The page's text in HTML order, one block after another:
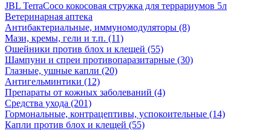
JBL TerraCoco кокосовая стружка для террариумов 5л
Ветеринарная аптека
Антибактериальные, иммуномодуляторы (8)
Мази, кремы, гели и т.п. (11)
Ошейники против блох и клещей (55)
Шампуни и спреи противопаразитарные (30)
Глазные, ушные капли (20)
Антигельминтики (12)
Препараты от кожных заболеваний (4)
Средства ухода (201)
Гормональные, контрацептивы, успокоительные (14)
Капли против блох и клещей (55)